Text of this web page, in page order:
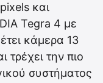
και
Tegra 4 με
κάμερα 13
την πιο
συστήματος